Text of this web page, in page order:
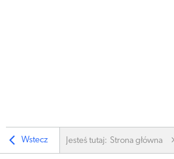
Wstecz Jesteś tutaj: Strona główna